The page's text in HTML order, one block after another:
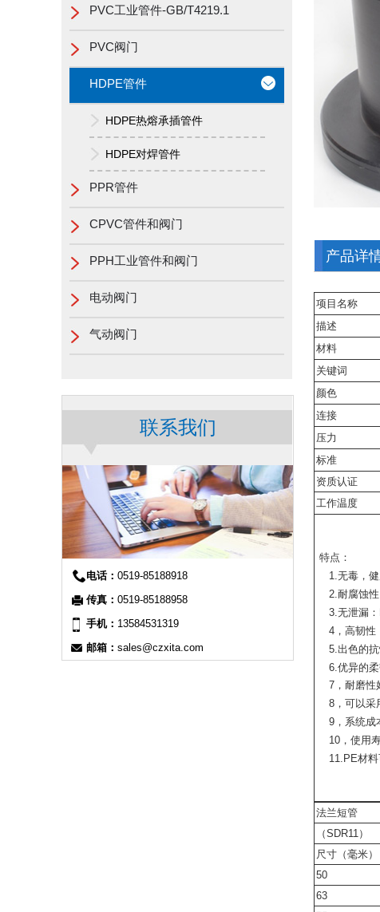
PVC工业管件-GB/T4219.1
PVC阀门
HDPE管件
HDPE热熔承插管件
HDPE对焊管件
PPR管件
CPVC管件和阀门
PPH工业管件和阀门
电动阀门
气动阀门
联系我们
电话： 0519-85188918
传真： 0519-85188958
手机： 13584531319
邮箱： sales@czxita.com
产品详
项目名称
描述
材料
关键词
颜色
连接
压力
标准
资质认证
工作温度
特点：
1.无毒，健
2.耐腐蚀性
3.无泄漏：
4，高韧性
5.出色的抗
6.优异的柔
7，耐磨性
8，可以采
9，系统成
10，使用
11.PE材料
法兰短管
（SDR11）
尺寸（毫米）
50
63